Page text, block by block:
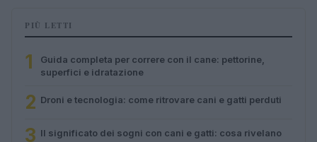
PIÙ LETTI
1
Guida completa per correre con il cane: pettorine,
superfici e idratazione
2 Droni e tecnologia: come ritrovare cani e gatti perduti
3 Il significato dei sogni con cani e gatti: cosa rivelano